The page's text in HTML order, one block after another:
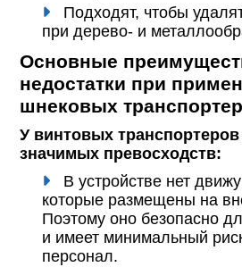
Подходят, чтобы
при дерево- и
Основные
недостатки при
шнековых
У винтовых
значимых превосходств:
В устройстве нет
которые размещены на
Поэтому оно безопасно
и имеет минимальный
персонал.